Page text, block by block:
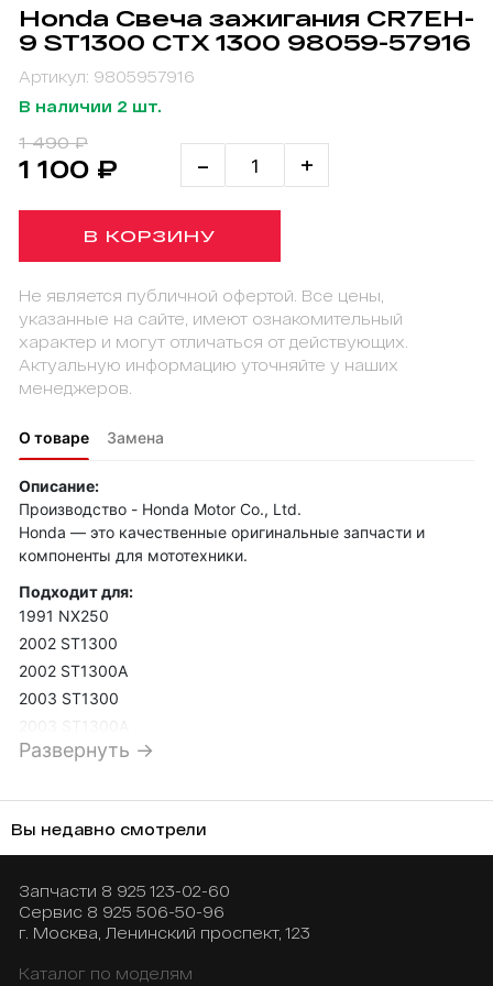
Honda Свеча зажигания CR7EH-
9 ST1300 CTX 1300 98059-57916
Артикул: 9805957916
В наличии 2 шт.
1 490 ₽
1 100 ₽ - +
В КОРЗИНУ
Не является публичной офертой. Все цены,
указанные на сайте, имеют ознакомительный
характер и могут отличаться от действующих.
Актуальную информацию уточняйте у наших
менеджеров.
О товаре Замена
Описание:
Производство - Honda Motor Co., Ltd.
Honda — это качественные оригинальные запчасти и
компоненты для мототехники.
Подходит для:
1991 NX250
2002 ST1300
2002 ST1300A
2003 ST1300
2004 ST1300
2006 ST1300A
2007 ST1300A
2008 NHX110WH
2008 ST1300
2009 NHX110WH
Развернуть →
Вы недавно смотрели
Запчасти 8 925 123-02-60
Сервис 8 925 506-50-96
г. Москва, Ленинский проспект, 123
Каталог по моделям